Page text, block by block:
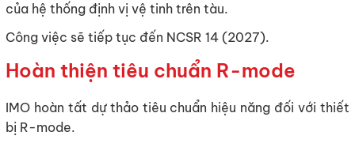
của hệ thống định vị vệ tinh trên tàu.
Công việc sẽ tiếp tục đến NCSR 14 (2027).
Hoàn thiện tiêu chuẩn R-mode
IMO hoàn tất dự thảo tiêu chuẩn hiệu năng đối với thiết
bị R-mode.